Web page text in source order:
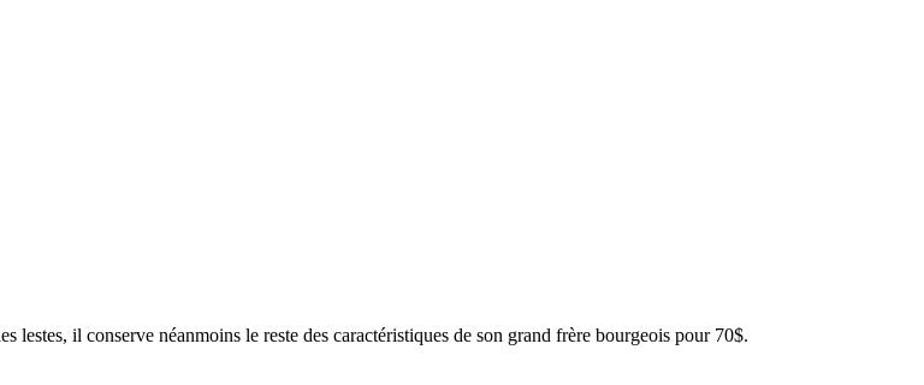
lestes, il conserve néanmoins le reste des caractéristiques de son grand frère bourgeois pour 70$.